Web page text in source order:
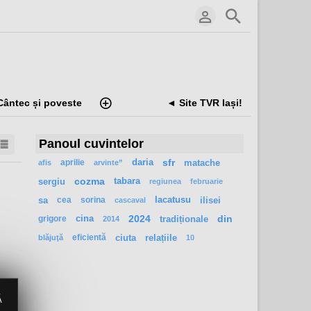
și poveste ◄ Site TVR Iași!
Panoul cuvintelor
afis aprilie arvinte” daria sfr
matache
sergiu
cozma tabara regiunea februarie
sa cea sorina cascaval lacatusu ilisei
grigore cina 2014 2024 tradiționale din
blăjuţă eficientă ciuta relațiile 10